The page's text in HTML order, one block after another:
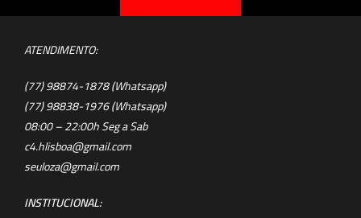
ATENDIMENTO:
(77) 98874-1878 (Whatsapp)
(77) 98838-1976 (Whatsapp)
08:00 – 22:00h Seg a Sab
c4.hlisboa@gmail.com
seuloza@gmail.com
INSTITUCIONAL: